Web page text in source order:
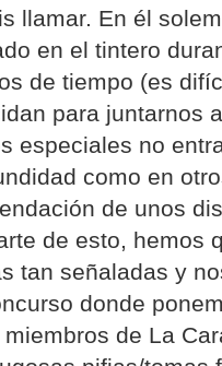
llamar. En él
en el tintero
de tiempo (es
para juntarnos
especiales no
como en
de unos
de esto, hemos
tan señaladas y
donde
de La